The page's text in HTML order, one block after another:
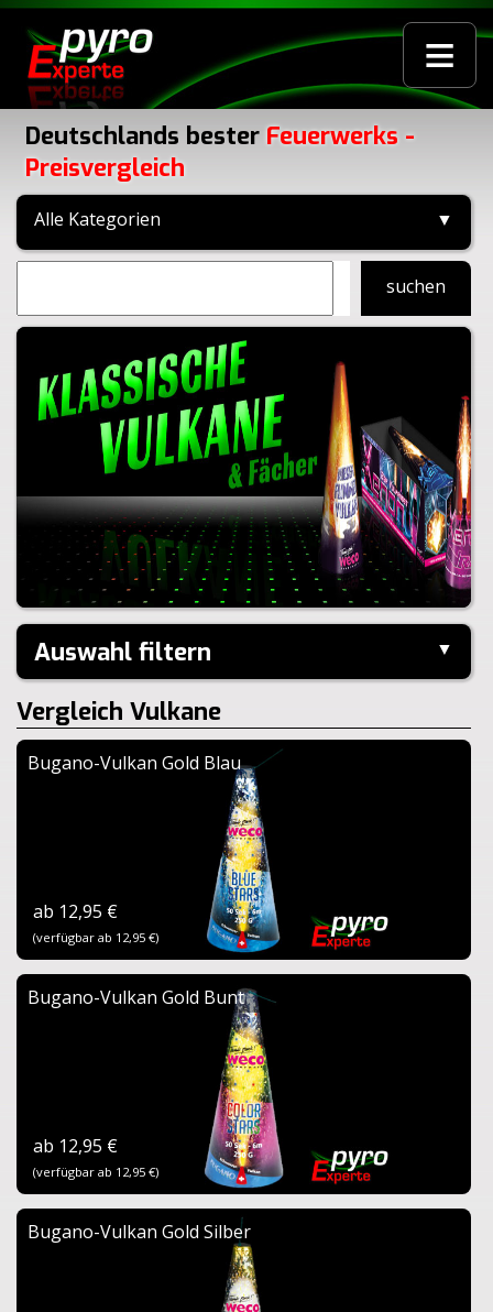
≡
Deutschlands bester Feuerwerks -
Preisvergleich
Alle Kategorien ▼
suchen
Auswahl filtern
▼
Kaliber:
Schuss:
Steighöhe:
Brenndauer:
Vergleich Vulkane
Bugano-Vulkan Gold Blau
ab 12,95 €
(verfügbar ab 12,95 €)
Bugano-Vulkan Gold Bunt
ab 12,95 €
(verfügbar ab 12,95 €)
Bugano-Vulkan Gold Silber